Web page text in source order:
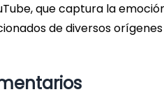
que captura la
de diversos